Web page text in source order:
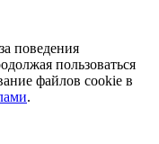
поведения
пользоваться
файлов cookie в
.